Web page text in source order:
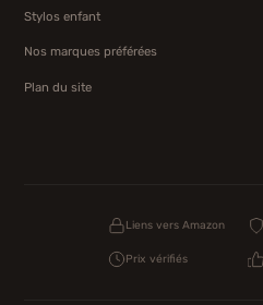
Stylos enfant
Nos marques préférées
Plan du site
Liens vers Amazon
Prix vérifiés